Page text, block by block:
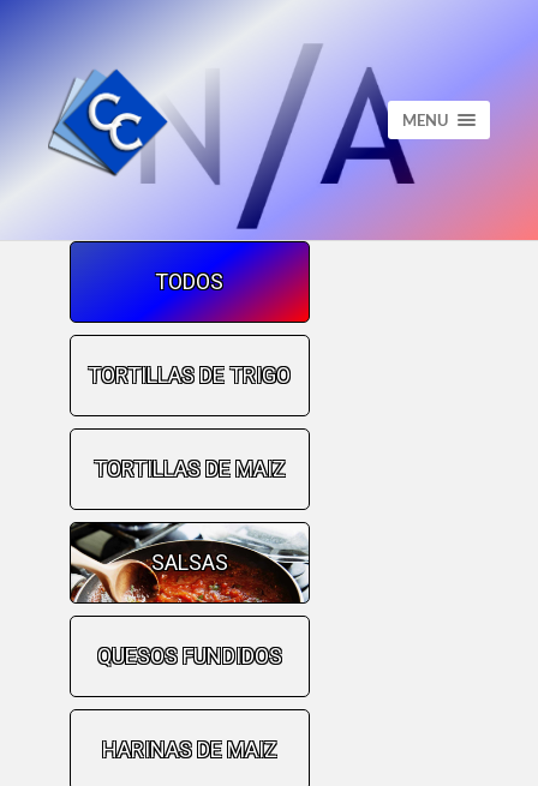
MENU
TODOS
TORTILLAS DE TRIGO
TORTILLAS DE MAIZ
SALSAS
QUESOS FUNDIDOS
HARINAS DE MAIZ